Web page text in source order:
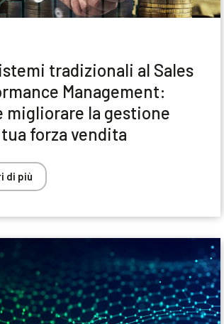
tradizionali al Sales
Management:
migliorare la gestione
forza vendita
di più